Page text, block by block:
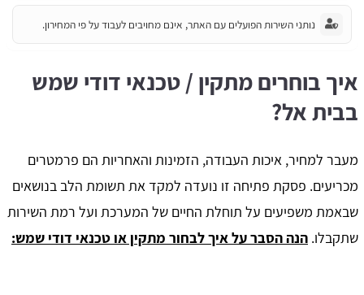
נותני השירות הפועלים עם האתר, אינם מחויבים לעבוד על פי המחירון.
איך בוחרים מתקין / טכנאי דודי שמש
בבית אל?
מעבר למחיר, איכות העבודה, הזמינות והאחריות הם פרמטרים
מכריעים. פסקת פתיחה זו נועדה למקד את תשומת הלב בנושאים
שבאמת משפיעים על תוחלת החיים של המערכת ועל רמת השירות
שתקבלו. הנה הסבר על איך לבחור מתקין או טכנאי דודי שמש: